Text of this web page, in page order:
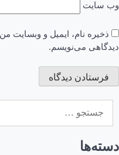
وب‌ سایت
ذخیره نام، ایمیل و وبسایت
دیدگاهی می‌نویسم.
برای:
دسته‌ها